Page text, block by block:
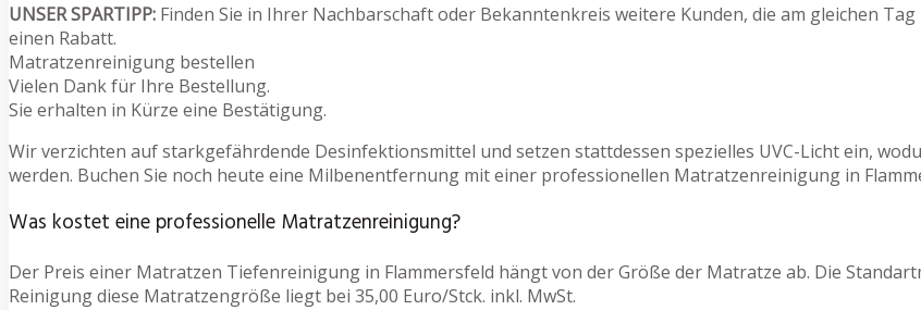
UNSER SPARTIPP: Finden Sie in Ihrer Nachbarschaft oder Bekanntenkreis weitere Kunden, die am gleichen
einen Rabatt.
Matratzenreinigung bestellen
Vielen Dank für Ihre Bestellung.
Sie erhalten in Kürze eine Bestätigung.
Wir verzichten auf starkgefährdende Desinfektionsmittel und setzen stattdessen spezielles UVC-Licht ein,
werden. Buchen Sie noch heute eine Milbenentfernung mit einer professionellen Matratzenreinigung in
Was kostet eine professionelle Matratzenreinigung?
Der Preis einer Matratzen Tiefenreinigung in Flammersfeld hängt von der Größe der Matratze ab. Die
Reinigung diese Matratzengröße liegt bei 35,00 Euro/Stck. inkl. MwSt.